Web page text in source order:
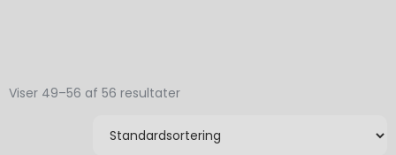
Viser 49–56 af 56 resultater